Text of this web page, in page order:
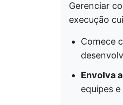
Gerenciar
execução
Comece
Envolva
equipes